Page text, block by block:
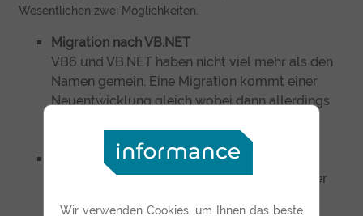
Wesentlichen zwei Möglichkeiten.
Migration nach VB.NET
VB6 und VB.NET haben nicht viel mehr als den
Namen gemein. Eine Migration kommt einer
Neuentwicklung gleich wobei dann allerdings
Ablöse durch eine Web Anwendung
Langfristig meist die günstigste Lösung unter
Wir verwenden Cookies, um Ihnen das beste